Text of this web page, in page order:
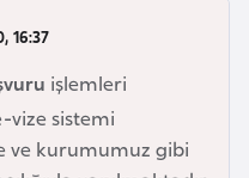
16:37
işlemleri
vize sistemi
ve kurumumuz gibi